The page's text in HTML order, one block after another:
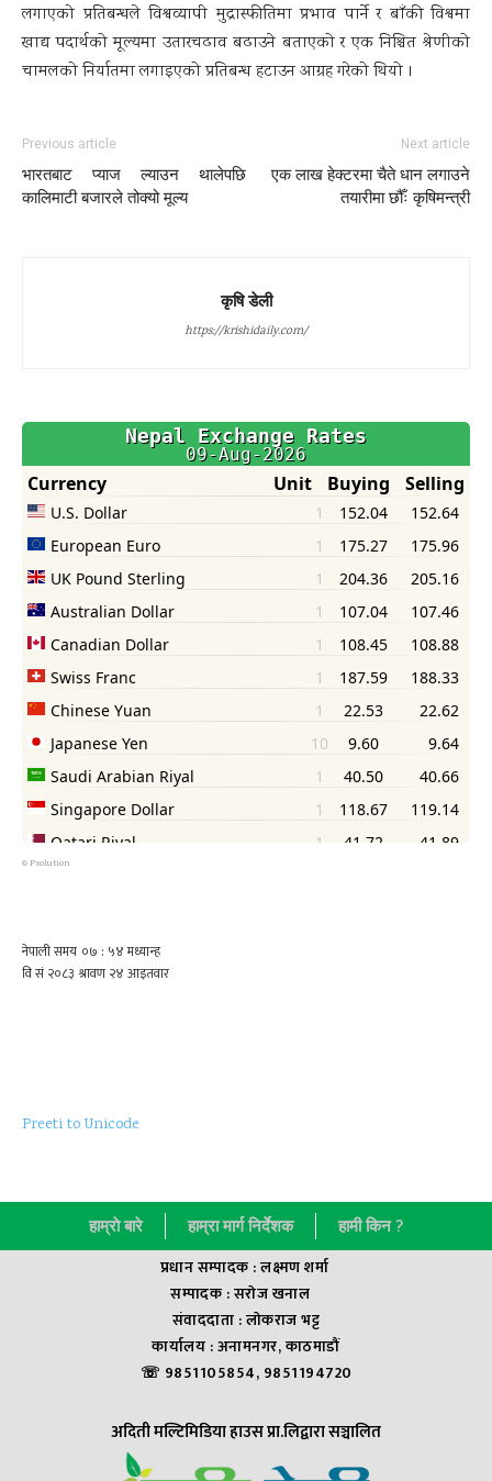
लगाएको प्रतिबन्धले विश्वव्यापी मुद्रास्फीतिमा प्रभाव पार्ने र बाँकी विश्वमा
खाद्य पदार्थको मूल्यमा उतारचढाव बढाउने बताएको र एक निश्चित श्रेणीको
चामलको निर्यातमा लगाइएको प्रतिबन्ध हटाउन आग्रह गरेको थियो ।
Previous article
भारतबाट प्याज ल्याउन थालेपछि
कालिमाटी बजारले तोक्यो मूल्य
Next article
एक लाख हेक्टरमा चैते धान लगाउने
तयारीमा छौँः कृषिमन्त्री
कृषि डेली
https://krishidaily.com/
© Psolution
Preeti to Unicode
हाम्राे बारे हाम्रा मार्ग निर्देशक हामी किन ?
प्रधान सम्पादक : लक्ष्मण शर्मा
सम्पादक : सराेज खनाल
संवाददाता : लाेकराज भट्ट
कार्यालय : अनामनगर, काठमाडौं
☏ 9851105854, 9851194720
अदिती मल्टिमिडिया हाउस प्रा.लिद्वारा सञ्चालित